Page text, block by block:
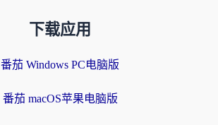
下载应用
番茄 Windows PC电脑版
番茄 macOS苹果电脑版